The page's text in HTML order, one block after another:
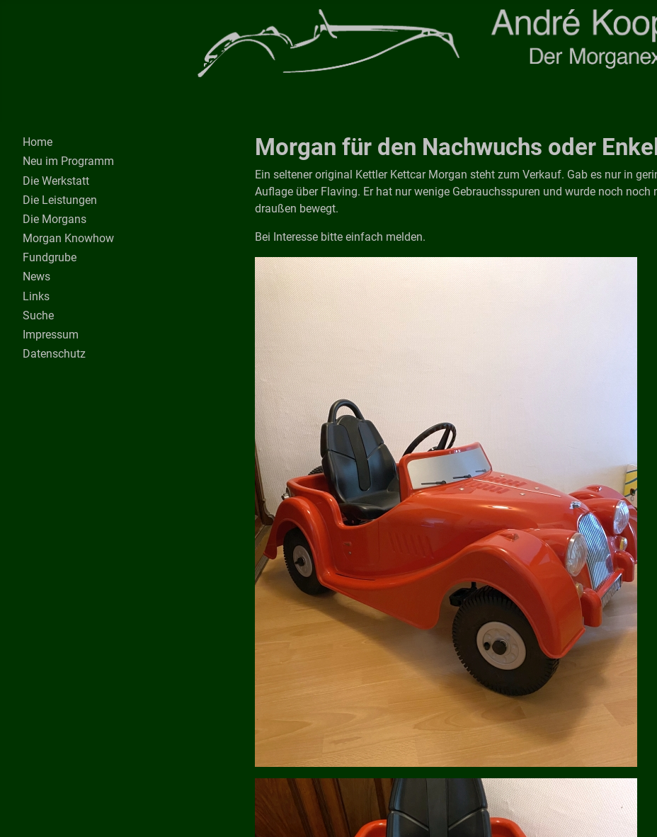
Home
Neu im Programm
Die Werkstatt
Die Leistungen
Die Morgans
Morgan Knowhow
Fundgrube
News
Links
Suche
Impressum
Datenschutz
Morgan für den Nachwuchs oder
Ein seltener original Kettler Kettcar Morgan steht zum Verkauf. Gab es nur in
Auflage über Flaving. Er hat nur wenige Gebrauchsspuren und wurde noch noch
draußen bewegt.
Bei Interesse bitte einfach melden.